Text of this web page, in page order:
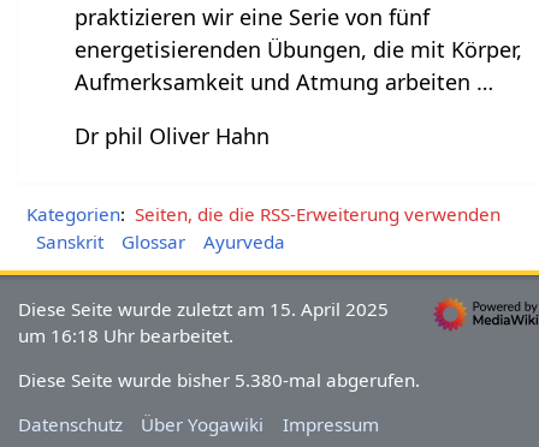
praktizieren wir eine Serie von fünf
energetisierenden Übungen, die mit Körper,
Aufmerksamkeit und Atmung arbeiten …
Dr phil Oliver Hahn
Kategorien: Seiten, die die RSS-Erweiterung verwenden
Sanskrit
Glossar Ayurveda
Diese Seite wurde zuletzt am 15. April 2025
um 16:18 Uhr bearbeitet.
Diese Seite wurde bisher 5.380-mal abgerufen.
Datenschutz
Über Yogawiki Impressum